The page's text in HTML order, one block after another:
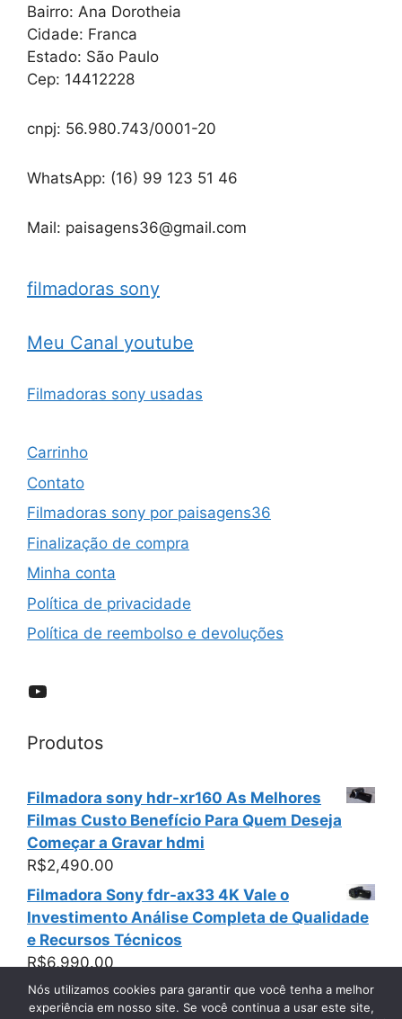
Bairro: Ana Dorotheia
Cidade: Franca
Estado: São Paulo
Cep: 14412228
cnpj: 56.980.743/0001-20
WhatsApp: (16) 99 123 51 46
Mail: paisagens36@gmail.com
filmadoras sony
Meu Canal youtube
Filmadoras sony usadas
Carrinho
Contato
Filmadoras sony por paisagens36
Finalização de compra
Minha conta
Política de privacidade
Política de reembolso e devoluções
YouTube
Produtos
Filmadora sony hdr-xr160 As Melhores
Filmas Custo Benefício Para Quem Deseja
Começar a Gravar hdmi
R$2,490.00
Filmadora Sony fdr-ax33 4K Vale o
Investimento Análise Completa de Qualidade
e Recursos Técnicos
R$6,990.00
Nós utilizamos cookies para garantir que você tenha a melhor
experiência em nosso site. Se você continua a usar este site,